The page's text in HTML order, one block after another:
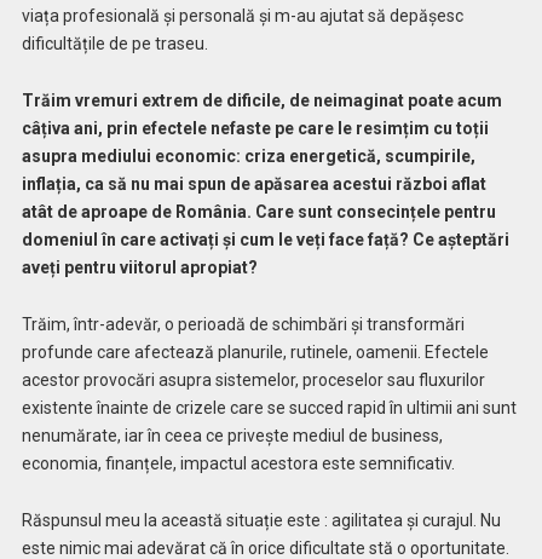
viața profesională și personală și m-au ajutat să depășesc
dificultățile de pe traseu.
Trăim vremuri extrem de dificile, de neimaginat poate acum
câțiva ani, prin efectele nefaste pe care le resimțim cu toții
asupra mediului economic: criza energetică, scumpirile,
inflația, ca să nu mai spun de apăsarea acestui război aflat
atât de aproape de România. Care sunt consecințele pentru
domeniul în care activați și cum le veți face față? Ce așteptări
aveți pentru viitorul apropiat?
Trăim, într-adevăr, o perioadă de schimbări și transformări
profunde care afectează planurile, rutinele, oamenii. Efectele
acestor provocări asupra sistemelor, proceselor sau fluxurilor
existente înainte de crizele care se succed rapid în ultimii ani sunt
nenumărate, iar în ceea ce privește mediul de business,
economia, finanțele, impactul acestora este semnificativ.
Răspunsul meu la această situație este : agilitatea și curajul. Nu
este nimic mai adevărat că în orice dificultate stă o oportunitate.